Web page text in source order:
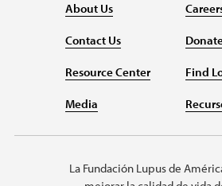
About Us
Contact Us
Resource Center
Media
Find
La Fundación Lupus de